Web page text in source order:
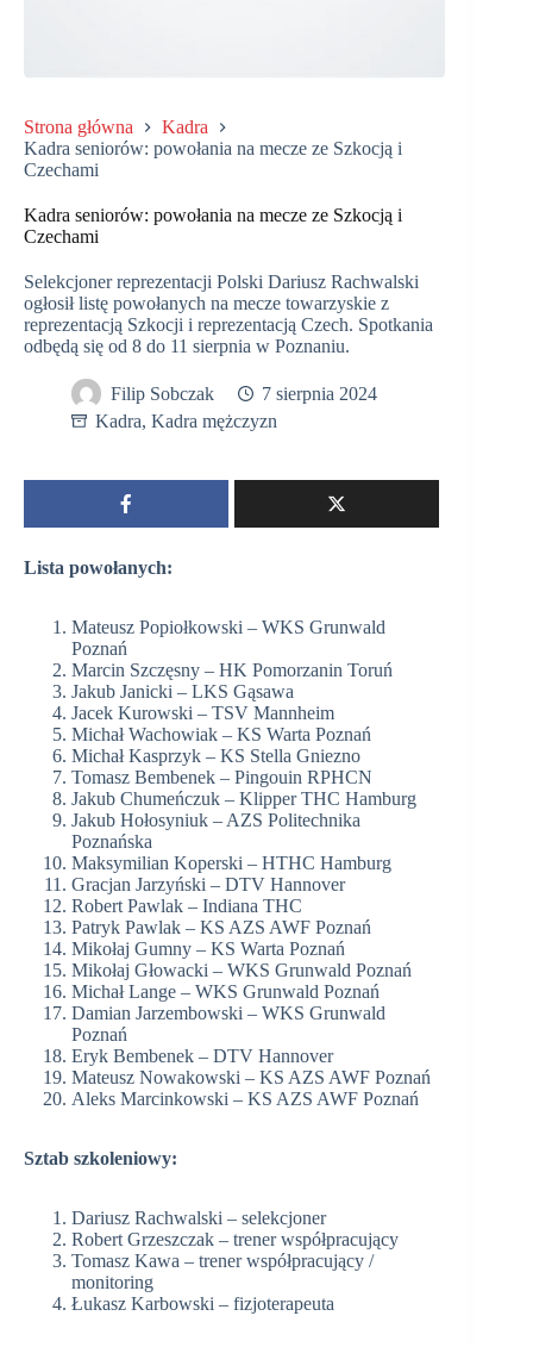
Strona główna
Kadra
Kadra seniorów: powołania na mecze ze Szkocją i
Czechami
Kadra seniorów: powołania na mecze ze Szkocją i
Czechami
Selekcjoner reprezentacji Polski Dariusz Rachwalski
ogłosił listę powołanych na mecze towarzyskie z
reprezentacją Szkocji i reprezentacją Czech. Spotkania
odbędą się od 8 do 11 sierpnia w Poznaniu.
Filip Sobczak
7 sierpnia 2024
Kadra, Kadra mężczyzn
Lista powołanych:
Mateusz Popiołkowski – WKS Grunwald
Poznań
Marcin Szczęsny – HK Pomorzanin Toruń
Jakub Janicki – LKS Gąsawa
Jacek Kurowski – TSV Mannheim
Michał Wachowiak – KS Warta Poznań
Michał Kasprzyk – KS Stella Gniezno
Tomasz Bembenek – Pingouin RPHCN
Jakub Chumeńczuk – Klipper THC Hamburg
Jakub Hołosyniuk – AZS Politechnika
Poznańska
Maksymilian Koperski – HTHC Hamburg
Gracjan Jarzyński – DTV Hannover
Robert Pawlak – Indiana THC
Patryk Pawlak – KS AZS AWF Poznań
Mikołaj Gumny – KS Warta Poznań
Mikołaj Głowacki – WKS Grunwald Poznań
Michał Lange – WKS Grunwald Poznań
Damian Jarzembowski – WKS Grunwald
Poznań
Eryk Bembenek – DTV Hannover
Mateusz Nowakowski – KS AZS AWF Poznań
Aleks Marcinkowski – KS AZS AWF Poznań
Sztab szkoleniowy:
Dariusz Rachwalski – selekcjoner
Robert Grzeszczak – trener współpracujący
Tomasz Kawa – trener współpracujący /
monitoring
Łukasz Karbowski – fizjoterapeuta